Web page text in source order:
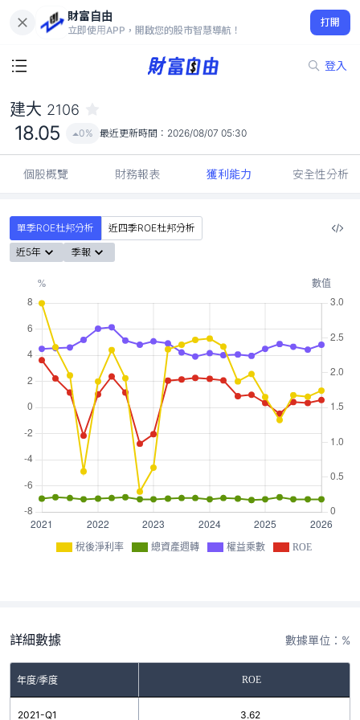
財富自由
立即使用APP，開啟您的股市智慧導航！
打開
登入
18.05
0%
建大 2106
18.05 0% 最近更新時間： 2026/08/07 05:30
個股概覽 財務報表 獲利能力 安全性分析
單季ROE杜邦分析
近四季ROE杜邦分析
近5年
季報
稅後淨利率 總資產週轉 權益乘數 ROE
詳細數據 數據單位：%
年度/季度 ROE
2021-Q1 3.62